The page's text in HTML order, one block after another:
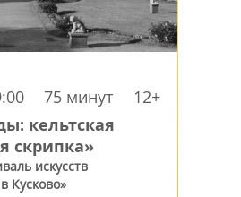
75 минут 12+
кельтская
скрипка»
искусств
Кусково»